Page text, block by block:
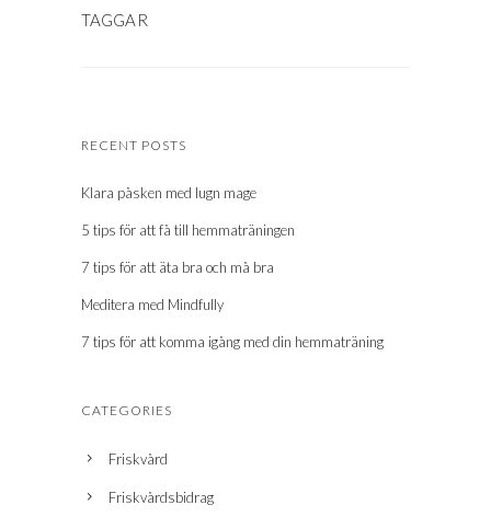
RECENT POSTS
Klara påsken med lugn mage
5 tips för att få till hemmaträningen
7 tips för att äta bra och må bra
Meditera med Mindfully
7 tips för att komma igång med din hemmaträning
CATEGORIES
Friskvård
Friskvårdsbidrag